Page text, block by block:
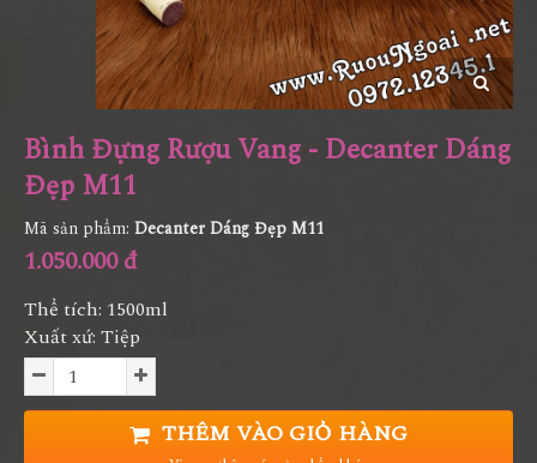
Bình Đựng Rượu Vang - Decanter Dáng
Đẹp M11
Mã sản phẩm: Decanter Dáng Đẹp M11
1.050.000 đ
Thể tích: 1500ml
Xuất xứ: Tiệp
THÊM VÀO GIỎ HÀNG